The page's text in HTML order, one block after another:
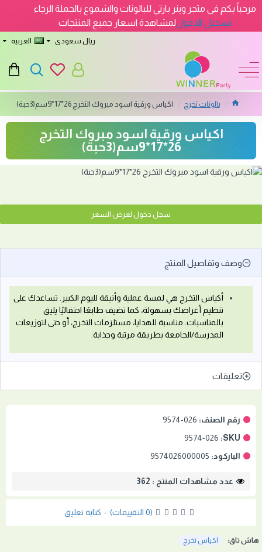
مرحباً بكم فى متجر وينر بارتي للبالونات والشموع بالجملة الرجاء
تسجيل الدخوللمشاهدة اسعار جميع المنتجات
ريال سعودى العربيه
بالونات تخرج اكياس ورقية اسود مبروك التخرج 26*17*9سم(3حبة)
اكياس ورقية اسود مبروك التخرج
26*17*9سم(3حبة)
رقم الصنف: 9574-026
SKU:
9574-026
الباركود: 9574026000005
عدد مشاهدات المنتج : 362
(0 التقييمات) - كتابة تعليق
سجل دخول لعرض السعر
وصف وتفاصيل المنتج
أكياس التخرج هي لمسة عملية وأنيقة لليوم الكبير. تساعدك على
تنظيم أغراضك بسهولة، كما تضيف طابعًا احتفاليًا يليق
بالمناسبات. مناسبة للهدايا، مستلزمات التخرج، أو حتى لتوزيعات
المدرسة/الجامعة بطريقة مرتبة وجذابة.
تعليقات
هاش تاق: اكياس تخرج